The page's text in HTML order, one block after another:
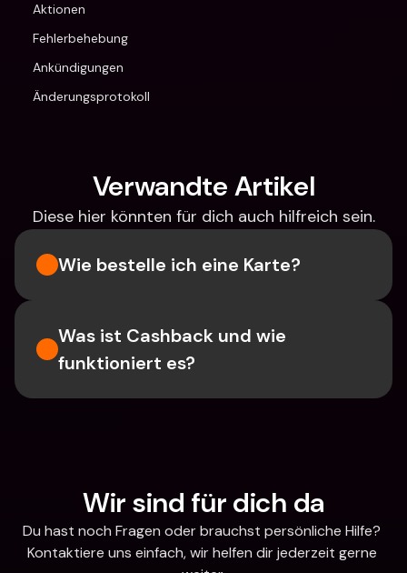
Aktionen
Fehlerbehebung
Ankündigungen
Änderungsprotokoll
Verwandte Artikel
Diese hier könnten für dich auch hilfreich sein.
Wie bestelle ich eine Karte?
Was ist Cashback und wie
funktioniert es?
Wir sind für dich da
Du hast noch Fragen oder brauchst persönliche Hilfe?
Kontaktiere uns einfach, wir helfen dir jederzeit gerne